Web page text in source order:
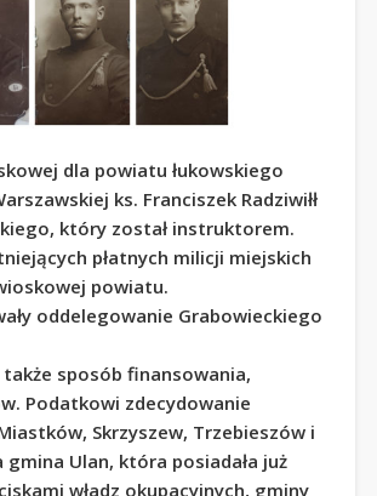
dla powiatu łukowskiego
ks. Franciszek Radziwiłł
który został instruktorem.
płatnych milicji miejskich
powiatu.
oddelegowanie Grabowieckiego
sposób finansowania,
Podatkowi zdecydowanie
Skrzyszew, Trzebieszów i
gmina Ulan, która posiadała już
władz okupacyjnych, gminy